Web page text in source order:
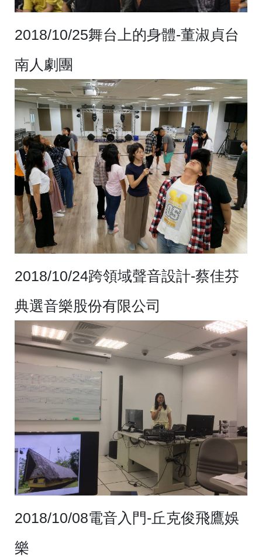
2018/10/25舞台上的身體-董淑貞台
南人劇團
2018/10/24跨領域聲音設計-蔡佳芬
典選音樂股份有限公司
2018/10/08電音入門-丘克俊飛鷹娛
樂